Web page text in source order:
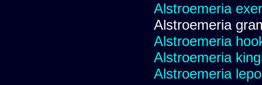
Alstroemeria
Alstroemeria
Alstroemeria
Alstroemeria
Alstroemeria